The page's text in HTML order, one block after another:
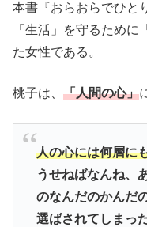
本書『おらおらでひと
「生活」を守るため
た女性である。
桃子は、 「人間の心」
人の心には何層に
うせねばなんね、
のなんだのかんだ
選ばされてしまっ